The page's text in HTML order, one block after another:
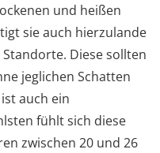
und heißen
sie auch hierzulande
Diese sollten
jeglichen Schatten
auch ein
fühlt sich diese
zwischen 20 und 26